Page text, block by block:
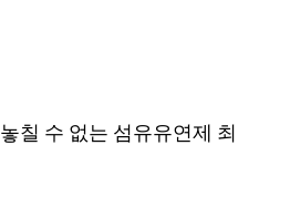
놓칠 수 없는 섬유유연제 최